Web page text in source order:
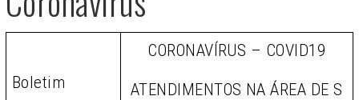
Boletim
CORONAVÍRUS – COVID19
ATENDIMENTOS NA ÁREA DE S